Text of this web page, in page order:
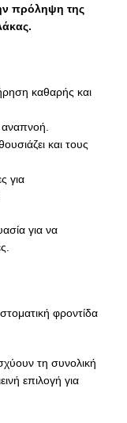
πρόληψη της
καθαρής και
και τους
για
για να
φροντίδα
τη συνολική
επιλογή για